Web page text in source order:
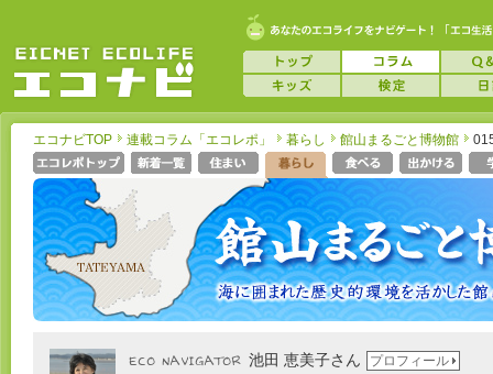
エコナビTOP 連載コラム「エコレポ」 暮らし 館山まるごと博物館
池田 恵美子さん
プロフィール